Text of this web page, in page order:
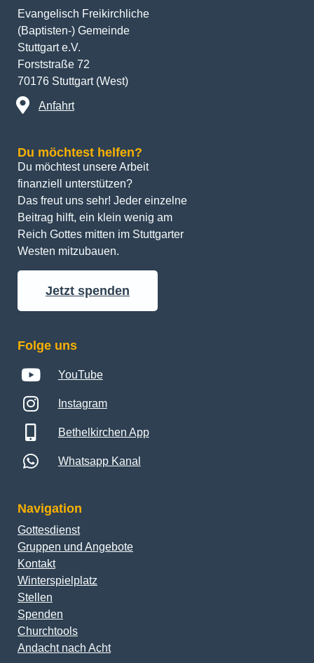
Evangelisch Freikirchliche
(Baptisten-) Gemeinde
Stuttgart e.V.
Forststraße 72
70176 Stuttgart (West)
Anfahrt
Du möchtest helfen?
Du möchtest unsere Arbeit
finanziell unterstützen?
Das freut uns sehr! Jeder einzelne
Beitrag hilft, ein klein wenig am
Reich Gottes mitten im Stuttgarter
Westen mitzubauen.
Jetzt spenden
Folge uns
YouTube
Instagram
Bethelkirchen App
Whatsapp Kanal
Navigation
Gottesdienst
Gruppen und Angebote
Kontakt
Winterspielplatz
Stellen
Spenden
Churchtools
Andacht nach Acht